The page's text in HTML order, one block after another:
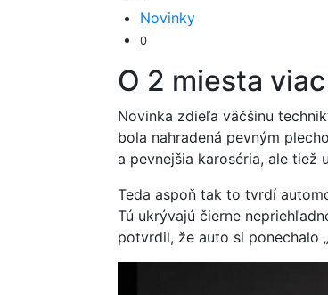
Novinky
0
O 2 miesta viac
Novinka zdieľa väčšinu
bola nahradená pevným
a pevnejšia karoséria, ale tiež
Teda aspoň tak to tvrdí
Tú ukrývajú čierne
potvrdil, že auto si ponechalo